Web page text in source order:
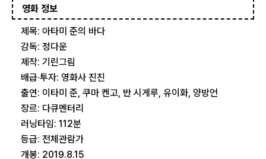
영화 정보
제목: 아타미 준의 바다
감독: 정다운
제작: 기린그림
배급·투자: 영화사 진진
출연: 이타미 준, 쿠마 켄고, 반 시게루, 유이화, 양방언
장르: 다큐멘터리
러닝타임: 112분
등급: 전체관람가
개봉: 2019.8.15